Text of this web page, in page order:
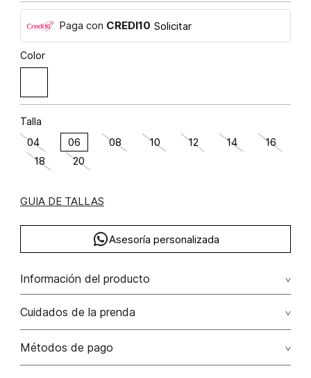
Paga con CREDI10 Solicitar
Color
Talla
04 06 08 10 12 14
16
18
20
GUIA DE TALLAS
Asesoría personalizada
Información del producto
Algodón 55% poliéster 45% 55.00% algodón/cotton45.00%
poliéster/polyester
Cuidados de la prenda
Lavado profesional en húmedo (w) planchar con vapor
Métodos de pago